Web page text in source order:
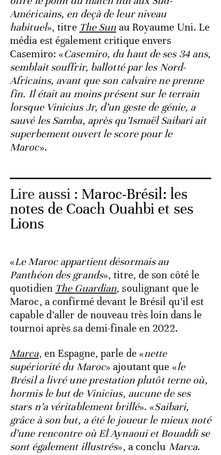
Américains, en deçà de leur niveau
habituel», titre The Sun au Royaume Uni. Le
média est également critique envers
Casemiro: «Casemiro, du haut de ses 34 ans,
semblait souffrir, ballotté par les Nord-
Africains, avant que son calvaire ne prenne
fin. Il était au moins présent sur le terrain
lorsque Vinicius Jr, d’un geste de génie, a
sauvé les Samba, après qu’Ismaël Saibari ait
superbement ouvert le score pour le
Maroc».
Lire aussi : Maroc-Brésil: les
notes de Coach Ouahbi et ses
Lions
«Le Maroc appartient désormais au
Panthéon des grands», titre, de son côté le
quotidien The Guardian, soulignant que le
Maroc, a confirmé devant le Brésil qu’il est
capable d’aller de nouveau très loin dans le
tournoi après sa demi-finale en 2022.
Marca, en Espagne, parle de «nette
supériorité du Maroc» ajoutant que «le
Brésil a livré une prestation plutôt terne où,
hormis le but de Vinicius, aucune de ses
stars n’a véritablement brillé». «Saibari,
grâce à son but, a été le joueur le mieux noté
d’une rencontre où El Aynaoui et Bouaddi se
sont également illustrés», a conclu Marca.